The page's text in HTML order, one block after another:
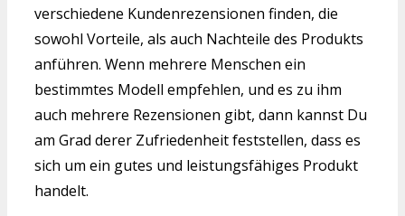
verschiedene Kundenrezensionen finden, die
sowohl Vorteile, als auch Nachteile des Produkts
anführen. Wenn mehrere Menschen ein
bestimmtes Modell empfehlen, und es zu ihm
auch mehrere Rezensionen gibt, dann kannst Du
am Grad derer Zufriedenheit feststellen, dass es
sich um ein gutes und leistungsfähiges Produkt
handelt.